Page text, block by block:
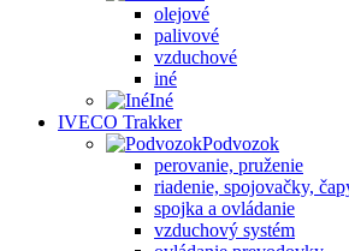
olejové
palivové
vzduchové
iné
Iné
IVECO Trakker
Podvozok
perovanie, pruženie
riadenie, spojovačky,
spojka a ovládanie
vzduchový systém